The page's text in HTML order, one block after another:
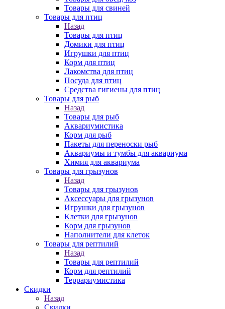
Товары для свиней
Товары для птиц
Назад
Товары для птиц
Домики для птиц
Игрушки для птиц
Корм для птиц
Лакомства для птиц
Посуда для птиц
Средства гигиены для птиц
Товары для рыб
Назад
Товары для рыб
Аквариумистика
Корм для рыб
Пакеты для переноски рыб
Аквариумы и тумбы для аквариума
Химия для аквариума
Товары для грызунов
Назад
Товары для грызунов
Аксессуары для грызунов
Игрушки для грызунов
Клетки для грызунов
Корм для грызунов
Наполнители для клеток
Товары для рептилий
Назад
Товары для рептилий
Корм для рептилий
Террариумистика
Скидки
Назад
Скидки